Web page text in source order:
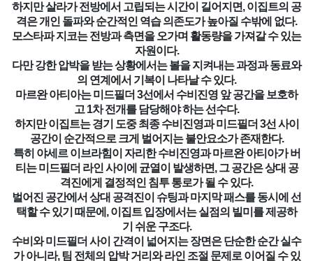
하지만 살라가 전방에서 고립되는 시간이 길어지면, 이집트의 공
격은 개인 돌파와 순간적인 역습 의존도가 높아질 수밖에 없다.
모스타파 지코는 전방과 측면을 오가며 활동량을 가져갈 수 있는
자원이다.
다만 강한 압박을 받는 상황에서는 볼을 지켜내는 과정과 동료와
의 연계에서 기복이 나타날 수 있다.
마르완 아티아는 미드필더 3선에서 수비진영 앞 공간을 보호하
고 1차 전개를 담당해야 하는 선수다.
하지만 이집트는 경기 도중 최종 수비진영과 미드필더 3선 사이
공간이 순간적으로 크게 벌어지는 불안요소가 존재한다.
특히 야세르 이브라힘이 자리한 수비진영과 마르완 아티아가 버
티는 미드필더 라인 사이에 균열이 발생하면, 그 공간은 상대 공
격진에게 결정적인 침투 통로가 될 수 있다.
벌어진 공간에서 상대 공격진이 슈팅과 마지막 패스를 동시에 선
택할 수 있기 때문에, 이집트 입장에서는 실점의 빌미를 제공하
기 쉬운 구조다.
수비와 미드필더 사이 간격이 넓어지는 장면은 단순한 순간 실수
가 아니라, 팀 전체의 압박 거리와 라인 조절 문제로 이어질 수 있